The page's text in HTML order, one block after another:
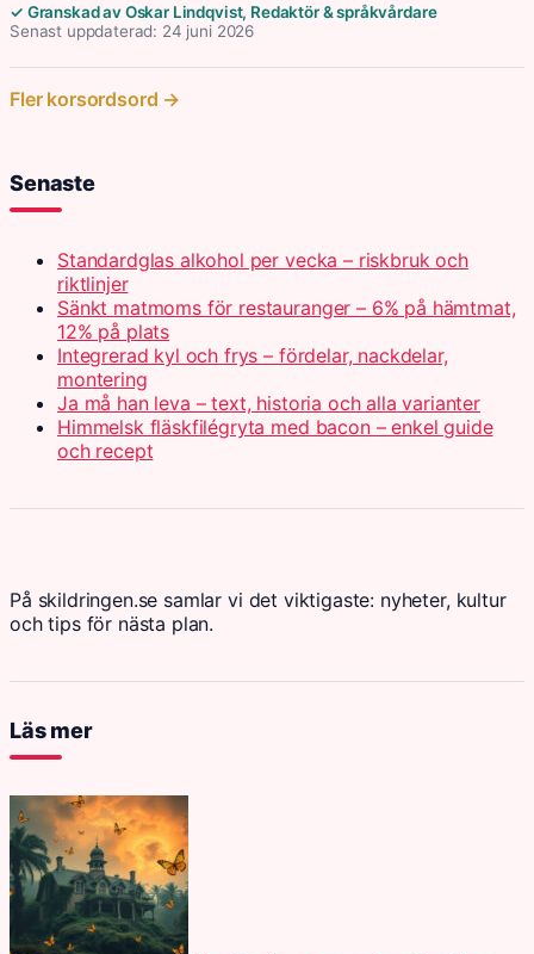
✓ Granskad av Oskar Lindqvist, Redaktör & språkvårdare
Senast uppdaterad: 24 juni 2026
Fler korsordsord →
Senaste
Standardglas alkohol per vecka – riskbruk och
riktlinjer
Sänkt matmoms för restauranger – 6% på hämtmat,
12% på plats
Integrerad kyl och frys – fördelar, nackdelar,
montering
Ja må han leva – text, historia och alla varianter
Himmelsk fläskfilégryta med bacon – enkel guide
och recept
På skildringen.se samlar vi det viktigaste: nyheter, kultur
och tips för nästa plan.
Läs mer